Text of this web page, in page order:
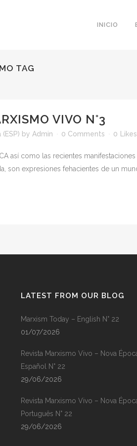
INICIO
TAG
VIVO N°3
by Admin 0 Comments 0 Likes
así como las recientes
son expresiones fehacientes de un
LATEST FROM OUR BLOG
Marxism Today – English N° 22
01/07/2026
Revista Marxismo Vivo – Nova
Español N° 22
29/06/2026
Revista Marxismo Vivo – Nova
Português N° 22
29/06/2026